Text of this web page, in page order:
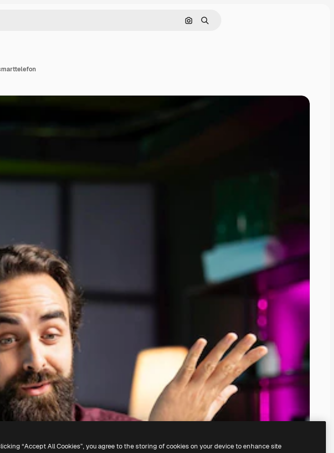
Søk etter bilde
Søk
“Accept All Cookies”, you agree to the storing of cookies on your device to enhance site